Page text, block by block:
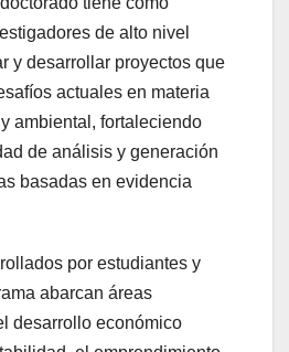
de alto nivel
y desarrollar proyectos que
actuales en materia
ambiental, fortaleciendo
de análisis y generación
basadas en evidencia
por estudiantes y
abarcan áreas
desarrollo económico